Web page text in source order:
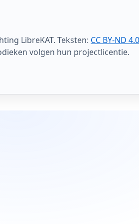
LibreKAT. Teksten: CC BY-ND 4.0
volgen hun projectlicentie.